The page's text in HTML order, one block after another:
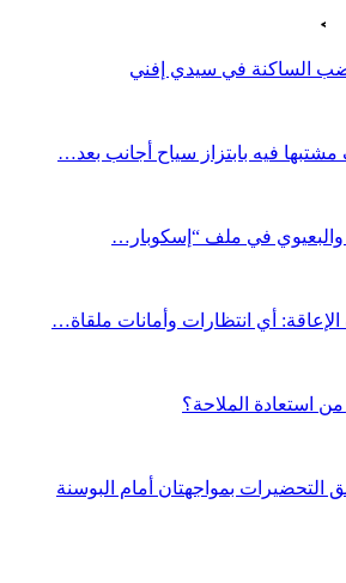
الساكنة في سيدي إفني
فيه بابتزاز سياح أجانب بعد…
في ملف “إسكوبار…
الإعاقة: أي انتظارات وأمانات ملقاة…
استعادة الملاحة؟
التحضيرات بمواجهتان أمام البوسنة